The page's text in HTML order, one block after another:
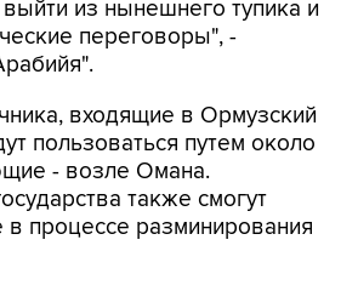
из нынешнего тупика и
переговоры", -
входящие в Ормузский
пользоваться путем около
- возле Омана.
также смогут
в процессе разминирования